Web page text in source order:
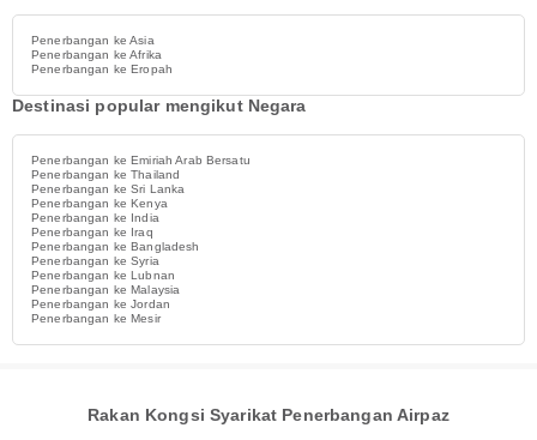
Penerbangan ke Asia
Penerbangan ke Afrika
Penerbangan ke Eropah
Destinasi popular mengikut Negara
Penerbangan ke Emiriah Arab Bersatu
Penerbangan ke Thailand
Penerbangan ke Sri Lanka
Penerbangan ke Kenya
Penerbangan ke India
Penerbangan ke Iraq
Penerbangan ke Bangladesh
Penerbangan ke Syria
Penerbangan ke Lubnan
Penerbangan ke Malaysia
Penerbangan ke Jordan
Penerbangan ke Mesir
Rakan Kongsi Syarikat Penerbangan Airpaz